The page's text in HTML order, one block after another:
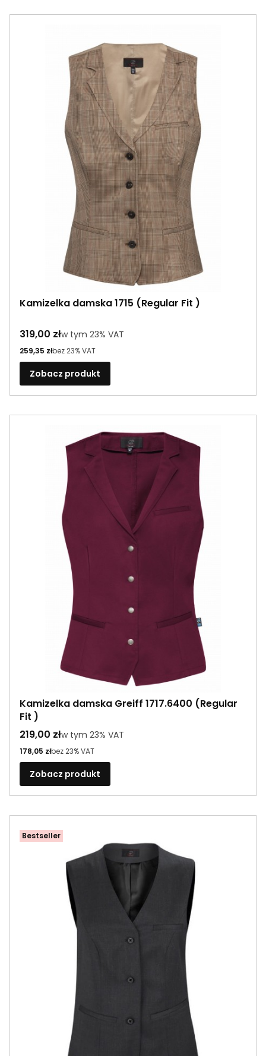
Kamizelka damska 1715 (Regular Fit )
Cena brutto
319,00 złw tym %s VAT
w tym 23% VAT
Cena netto
259,35 złbez 23% VAT
Zobacz produkt
Kamizelka damska Greiff 1717.6400 (Regular
Fit )
Cena brutto
219,00 złw tym %s VAT
w tym 23% VAT
Cena netto
178,05 złbez 23% VAT
Zobacz produkt
Bestseller